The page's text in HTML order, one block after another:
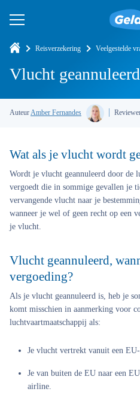
Reisverzekering Veelgestelde
Vlucht geannuleerd
Auteur Amber Fernandes
Wat als je vlucht wordt
Wordt je vlucht geannuleerd door de
vergoedt die in sommige gevallen je
vervangende vlucht naar je
wanneer je wel of geen recht op een
je vlucht.
Vlucht geannuleerd,
vergoeding?
Als je vlucht geannuleerd is, heb je
komt misschien in aanmerking voor
luchtvaartmaatschappij als:
Je vlucht vertrekt vanuit een
Je van buiten de EU naar een
airline.